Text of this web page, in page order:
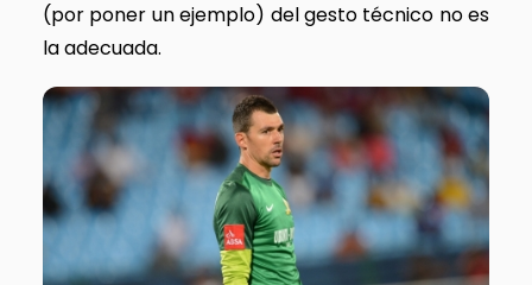
(por poner un ejemplo) del gesto técnico no es
la adecuada.